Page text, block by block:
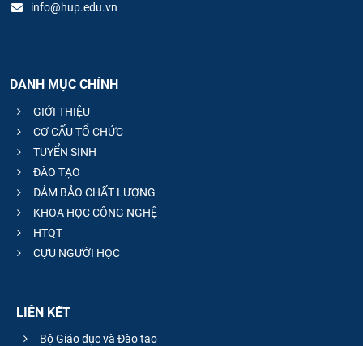
info@hup.edu.vn
DANH MỤC CHÍNH
GIỚI THIỆU
CƠ CẤU TỔ CHỨC
TUYỂN SINH
ĐÀO TẠO
ĐẢM BẢO CHẤT LƯỢNG
KHOA HỌC CÔNG NGHỆ
HTQT
CỰU NGƯỜI HỌC
LIÊN KẾT
Bộ Giáo dục và Đào tạo